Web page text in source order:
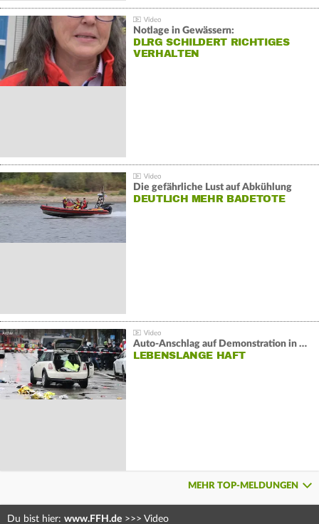
Notlage in Gewässern:
DLRG SCHILDERT RICHTIGES
VERHALTEN
Die gefährliche Lust auf Abkühlung
DEUTLICH MEHR BADETOTE
Auto-Anschlag auf Demonstration in München:
LEBENSLANGE HAFT
MEHR TOP-MELDUNGEN
Du bist hier: www.FFH.de >>> Video